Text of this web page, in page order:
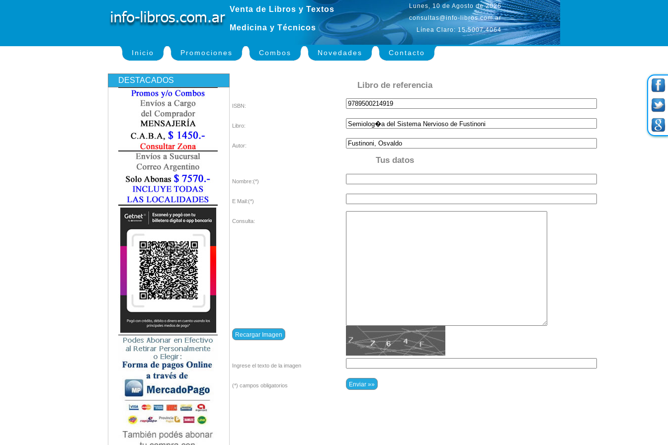
Venta de Libros y Textos
Medicina y Técnicos
Lunes, 10 de Agosto de 2026
consultas@info-libros.com.ar
Línea Claro: 15.5007.4064
Inicio Promociones Combos Novedades Contacto
DESTACADOS
Libro de referencia
ISBN:
Libro:
Autor:
Tus datos
Nombre:(*)
E Mail:(*)
Consulta:
Ingrese el texto de la imagen
(*) campos obligatorios